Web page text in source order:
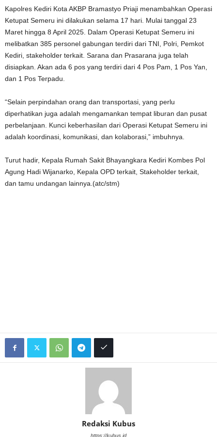
Kapolres Kediri Kota AKBP Bramastyo Priaji menambahkan Operasi
Ketupat Semeru ini dilakukan selama 17 hari. Mulai tanggal 23
Maret hingga 8 April 2025. Dalam Operasi Ketupat Semeru ini
melibatkan 385 personel gabungan terdiri dari TNI, Polri, Pemkot
Kediri, stakeholder terkait. Sarana dan Prasarana juga telah
disiapkan. Akan ada 6 pos yang terdiri dari 4 Pos Pam, 1 Pos Yan,
dan 1 Pos Terpadu.
“Selain perpindahan orang dan transportasi, yang perlu
diperhatikan juga adalah mengamankan tempat liburan dan pusat
perbelanjaan. Kunci keberhasilan dari Operasi Ketupat Semeru ini
adalah koordinasi, komunikasi, dan kolaborasi,” imbuhnya.
Turut hadir, Kepala Rumah Sakit Bhayangkara Kediri Kombes Pol
Agung Hadi Wijanarko, Kepala OPD terkait, Stakeholder terkait,
dan tamu undangan lainnya.(atc/stm)
Redaksi Kubus
https://kubus.id